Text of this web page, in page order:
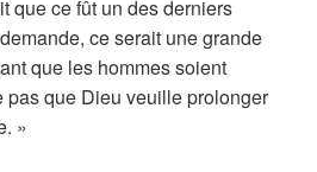
que ce fût un des derniers
ce serait une grande
que les hommes soient
pas que Dieu veuille prolonger
»